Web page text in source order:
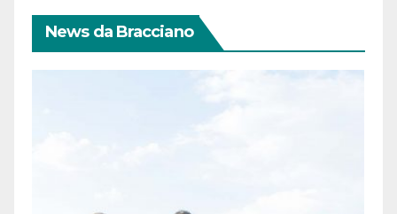
News da Bracciano